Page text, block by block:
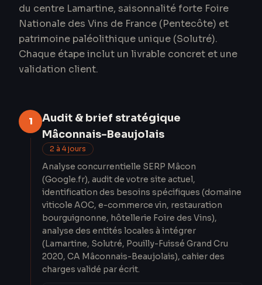
du centre Lamartine, saisonnalité forte Foire
Nationale des Vins de France (Pentecôte) et
patrimoine paléolithique unique (Solutré).
Chaque étape inclut un livrable concret et une
validation client.
1
Audit & brief stratégique
Mâconnais-Beaujolais
2 à 4 jours
Analyse concurrentielle SERP Mâcon
(Google.fr), audit de votre site actuel,
identification des besoins spécifiques (domaine
viticole AOC, e-commerce vin, restauration
bourguignonne, hôtellerie Foire des Vins),
analyse des entités locales à intégrer
(Lamartine, Solutré, Pouilly-Fuissé Grand Cru
2020, CA Mâconnais-Beaujolais), cahier des
charges validé par écrit.